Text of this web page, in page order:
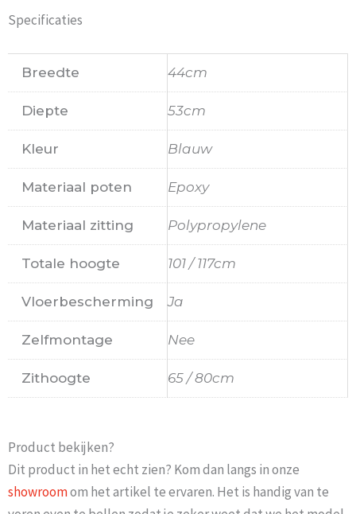
Specificaties
Breedte 44cm
Diepte 53cm
Kleur Blauw
Materiaal poten Epoxy
Materiaal zitting Polypropylene
Totale hoogte 101 / 117cm
Vloerbescherming Ja
Zelfmontage Nee
Zithoogte 65 / 80cm
Product bekijken?
Dit product in het echt zien? Kom dan langs in onze
showroomom het artikel te ervaren. Het is handig van te